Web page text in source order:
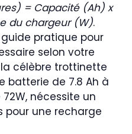
= Capacité (Ah) x
du chargeur (W).
pratique pour
selon votre
célèbre trottinette
batterie de 7.8 Ah à
nécessite un
pour une recharge